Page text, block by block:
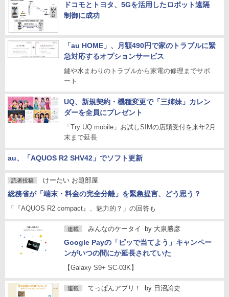
ドコモとトヨタ、5Gを活用したロボット遠隔
制御に成功
「au HOME」、月額490円で家のトラブルに緊
急対応するオプションサービス
鍵や水まわりのトラブルから家電の修理までサポ
ート
UQ、新規契約・機種変更で「三姉妹」カレン
ダーを全員にプレゼント
「Try UQ mobile」お試しSIMの店頭受付を来年2月
末まで延長
au、「AQUOS R2 SHV42」でソフト更新
読者投稿 けーたい お題部屋
総務省が「端末・料金の完全分離」を緊急提言、どう思う？
「『AQUOS R2 compact』、魅力的？」の回答も
連載 みんなのケータイ by 大泉勝彦
Google Payの「ピッで当てよう」キャンペー
ンがいつの間にか延長されていた
【Galaxy S9+ SC-03K】
連載 てっぱんアプリ！ by 日沼諭史